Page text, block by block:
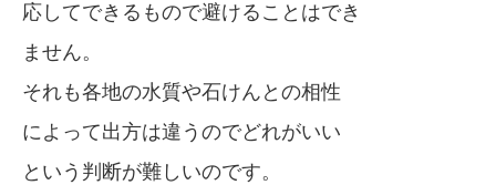
応してできるもので避けることはでき
ません。
それも各地の水質や石けんとの相性
によって出方は違うのでどれがいい
という判断が難しいのです。